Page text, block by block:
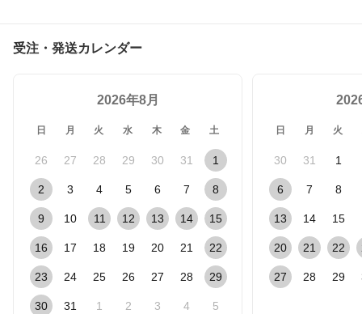
受注・発送カレンダー
2026年8月
日 月 火 水 木 金 土
26 27 28 29 30 31 1
2 3 4 5 6 7 8
9 10 11 12 13 14 15
16 17 18 19 20 21 22
23 24 25 26 27 28 29
30 31 1 2 3 4 5
日 月 火
30 31 1
6 7 8
13 14 15
20 21 22
27 28 29